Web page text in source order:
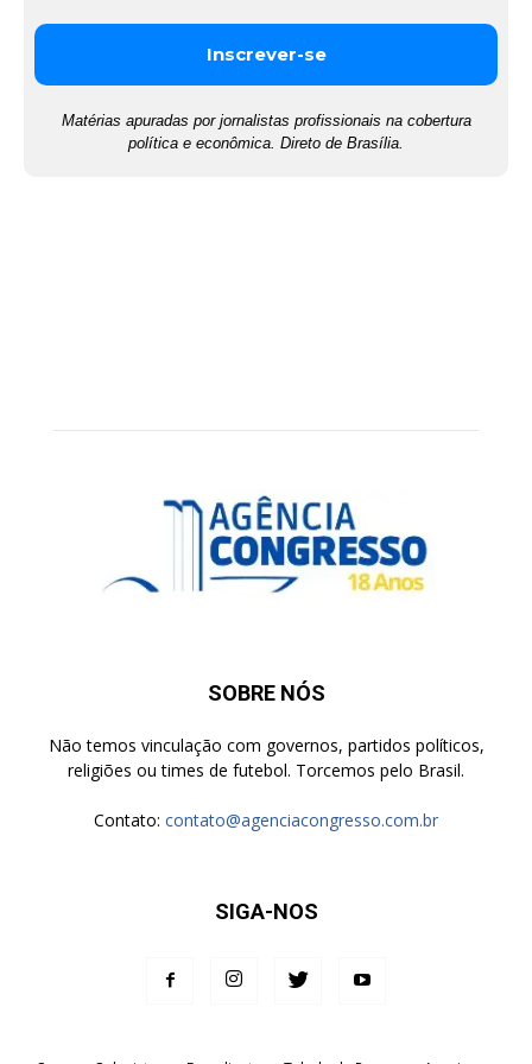
Matérias apuradas por jornalistas profissionais na cobertura
política e econômica. Direto de Brasília.
SOBRE NÓS
Não temos vinculação com governos, partidos políticos,
religiões ou times de futebol. Torcemos pelo Brasil.
Contato: contato@agenciacongresso.com.br
SIGA-NOS